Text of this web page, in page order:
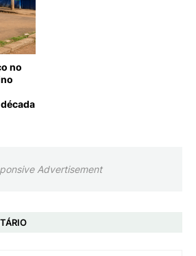
no
Advertisement